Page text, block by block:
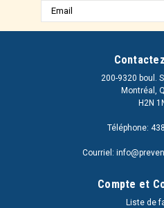
Adresse
e-
200-9320 boul.
Montréal,
H2N
Téléphone:
Courriel:
Compte et
Liste de